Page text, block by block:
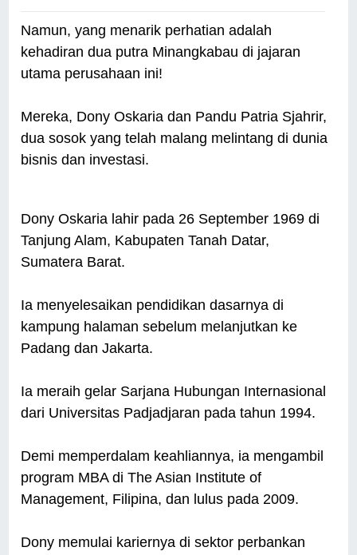
Namun, yang menarik perhatian adalah
kehadiran dua putra Minangkabau di jajaran
utama perusahaan ini!
Mereka, Dony Oskaria dan Pandu Patria Sjahrir,
dua sosok yang telah malang melintang di dunia
bisnis dan investasi.
Dony Oskaria lahir pada 26 September 1969 di
Tanjung Alam, Kabupaten Tanah Datar,
Sumatera Barat.
Ia menyelesaikan pendidikan dasarnya di
kampung halaman sebelum melanjutkan ke
Padang dan Jakarta.
Ia meraih gelar Sarjana Hubungan Internasional
dari Universitas Padjadjaran pada tahun 1994.
Demi memperdalam keahliannya, ia mengambil
program MBA di The Asian Institute of
Management, Filipina, dan lulus pada 2009.
Dony memulai kariernya di sektor perbankan